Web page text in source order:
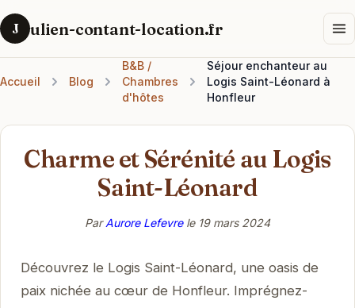
J ulien-contant-location.fr
Accueil Blog
B&B /
Chambres
d'hôtes
Séjour enchanteur au
Logis Saint-Léonard à
Honfleur
Charme et Sérénité au Logis
Saint-Léonard
ParAurore Lefevrele 19 mars 2024
Découvrez le Logis Saint-Léonard, une oasis de
paix nichée au cœur de Honfleur. Imprégnez-